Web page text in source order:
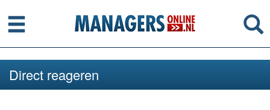
Menu
Direct reageren